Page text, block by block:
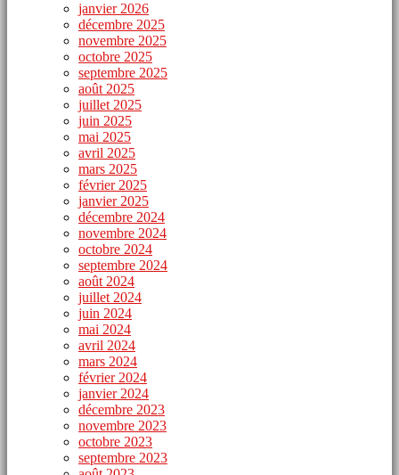
janvier 2026
décembre 2025
novembre 2025
octobre 2025
septembre 2025
août 2025
juillet 2025
juin 2025
mai 2025
avril 2025
mars 2025
février 2025
janvier 2025
décembre 2024
novembre 2024
octobre 2024
septembre 2024
août 2024
juillet 2024
juin 2024
mai 2024
avril 2024
mars 2024
février 2024
janvier 2024
décembre 2023
novembre 2023
octobre 2023
septembre 2023